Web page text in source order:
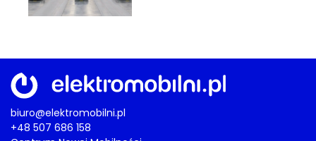
biuro@elektromobilni.pl
+48 507 686 158